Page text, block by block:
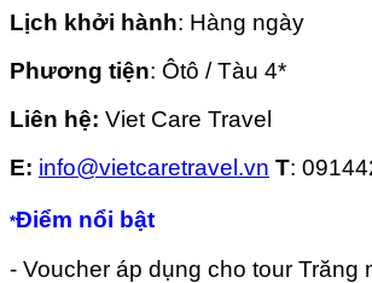
Lịch khởi hành: Hàng ngày
Phương tiện: Ôtô / Tàu 4*
Liên hệ: Viet Care Travel
E: info@vietcaretravel.vn T:
*Điểm nổi bật
- Voucher áp dụng cho tour